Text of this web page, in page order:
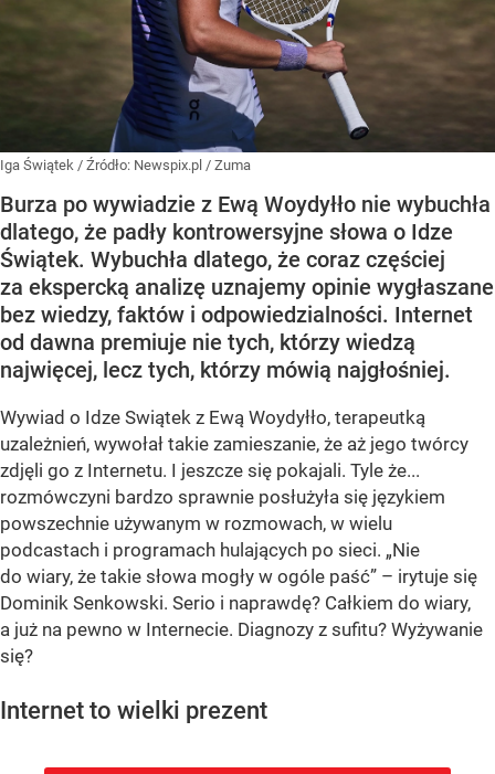
Iga Świątek / Źródło: Newspix.pl / Zuma
Burza po wywiadzie z Ewą Woydyłło nie wybuchła
dlatego, że padły kontrowersyjne słowa o Idze
Świątek. Wybuchła dlatego, że coraz częściej
za ekspercką analizę uznajemy opinie wygłaszane
bez wiedzy, faktów i odpowiedzialności. Internet
od dawna premiuje nie tych, którzy wiedzą
najwięcej, lecz tych, którzy mówią najgłośniej.
Wywiad o Idze Swiątek z Ewą Woydyłło, terapeutką
uzależnień, wywołał takie zamieszanie, że aż jego twórcy
zdjęli go z Internetu. I jeszcze się pokajali. Tyle że...
rozmówczyni bardzo sprawnie posłużyła się językiem
powszechnie używanym w rozmowach, w wielu
podcastach i programach hulających po sieci. „Nie
do wiary, że takie słowa mogły w ogóle paść” – irytuje się
Dominik Senkowski. Serio i naprawdę? Całkiem do wiary,
a już na pewno w Internecie. Diagnozy z sufitu? Wyżywanie
się?
Internet to wielki prezent